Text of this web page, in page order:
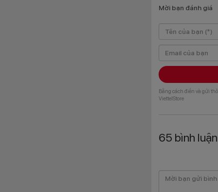
Điểm thay đổi
hơn cho mặt
Màn hình
Mời bạn đánh giá
Bằng cách điền và gửi
ViettelStore
65 bình luận